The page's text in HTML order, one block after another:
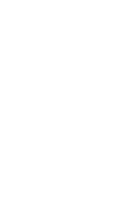
besseren Liegekomfort.